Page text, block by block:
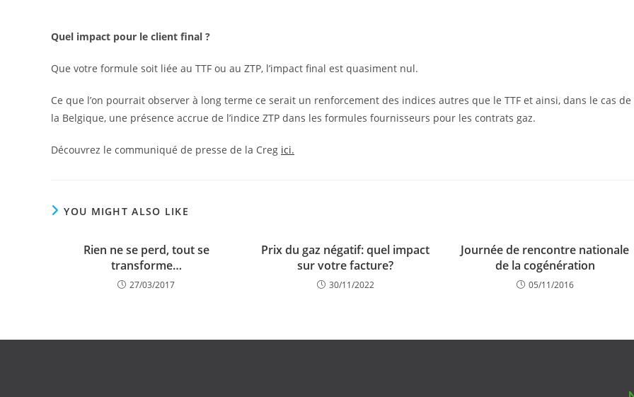
Quel impact pour le client final ?
Que votre formule soit liée au TTF ou au ZTP, l’impact final est quasiment nul.
Ce que l’on pourrait observer à long terme ce serait un renforcement des indices autres que le TTF et ainsi, dans le cas de
la Belgique, une présence accrue de l’indice ZTP dans les formules fournisseurs pour les contrats gaz.
Découvrez le communiqué de presse de la Creg ici.
YOU MIGHT ALSO LIKE
Rien ne se perd, tout se
transforme…
27/03/2017
Prix du gaz négatif: quel impact
sur votre facture?
30/11/2022
Journée de rencontre nationale
de la cogénération
05/11/2016